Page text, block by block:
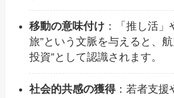
移動の意味付け ：「推し活」
旅”という文脈を与えると、
投資”として認識されます。
社会的共感の獲得：若者支援